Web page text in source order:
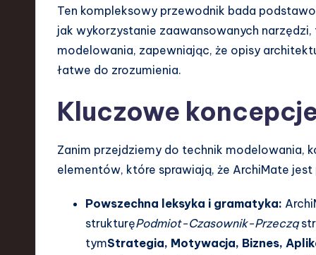
Ten kompleksowy przewodnik bada
jak wykorzystanie zaawansowanych
modelowania, zapewniając, że opisy
łatwe do zrozumienia.
Kluczowe
Zanim przejdziemy do technik modelowania,
elementów, które sprawiają, że ArchiMate
Powszechna leksyka i gramatyka:
strukturęPodmiot-Czasownik-Przeczą
tymStrategia, Motywacja, Biznes,